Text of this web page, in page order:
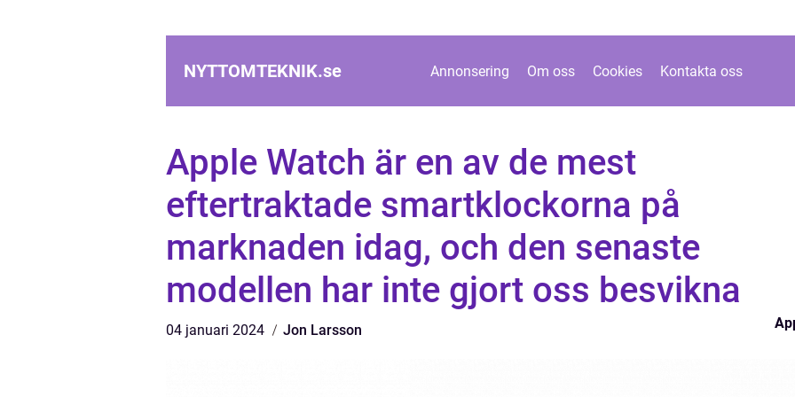
NYTTOMTEKNIK.se Annonsering Om oss Cookies Kontakta oss
Apple Watch är en av de mest
eftertraktade smartklockorna på
marknaden idag, och den senaste
modellen har inte gjort oss besvikna
04 januari 2024 Jon Larsson